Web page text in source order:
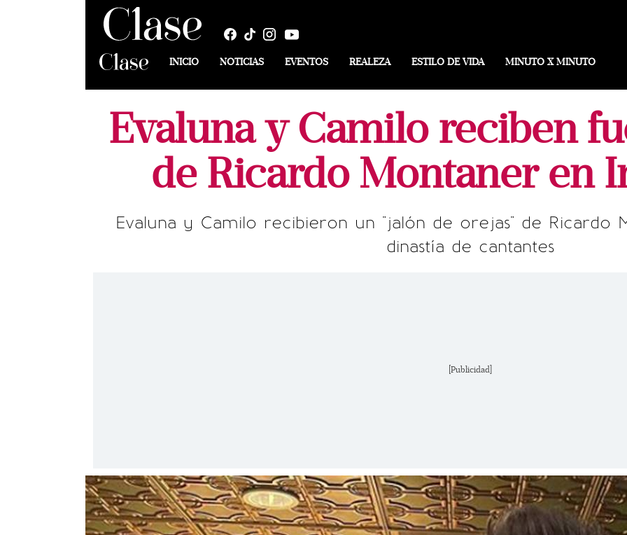
INICIO NOTICIAS EVENTOS REALEZA ESTILO DE VIDA MINUTO X MINUTO
Evaluna y Camilo reciben
de Ricardo Montaner en
Evaluna y Camilo recibieron un "jalón de orejas" de Ricardo
dinastía de cantantes
[Publicidad]